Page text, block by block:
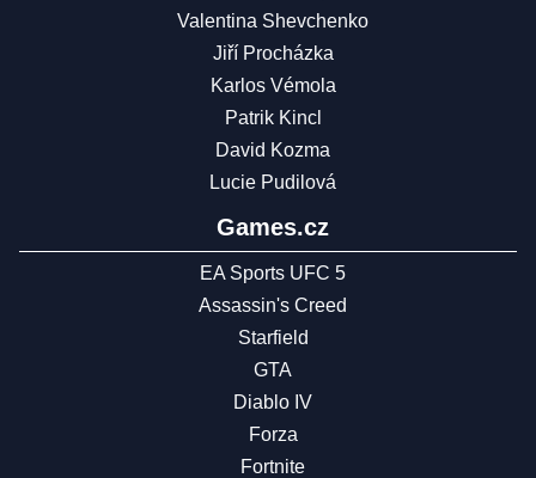
Valentina Shevchenko
Jiří Procházka
Karlos Vémola
Patrik Kincl
David Kozma
Lucie Pudilová
Games.cz
EA Sports UFC 5
Assassin's Creed
Starfield
GTA
Diablo IV
Forza
Fortnite